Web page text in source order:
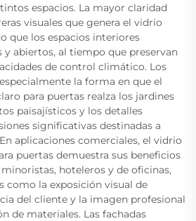
espacios. La mayor claridad
visuales que genera el vidrio
que los espacios interiores
y abiertos, al tiempo que preservan
de control climático. Los
la forma en que el
para puertas realza los jardines
paisajísticos y los detalles
significativas destinadas a
aplicaciones comerciales, el vidrio
puertas demuestra sus beneficios
hoteleros y de oficinas,
como la exposición visual de
del cliente y la imagen profesional
de materiales. Las fachadas